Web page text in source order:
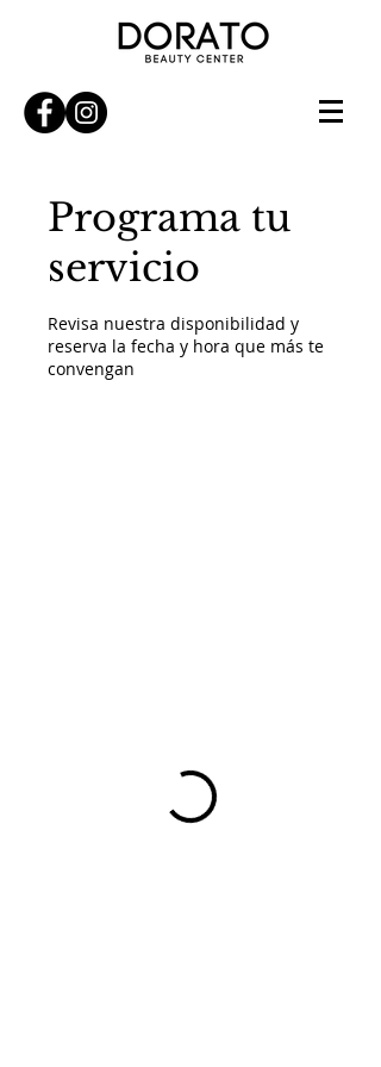
Programa tu
servicio
Revisa nuestra disponibilidad y
reserva la fecha y hora que más te
convengan